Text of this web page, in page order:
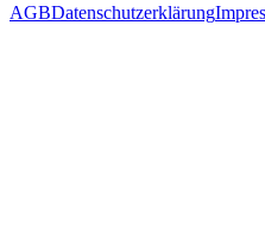
AGBDatenschutzerklärung